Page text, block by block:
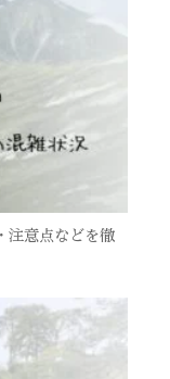
注意点などを徹